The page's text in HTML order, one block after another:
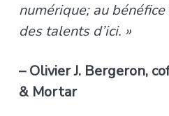
numérique; au
des talents d’ici. »
– Olivier J. Bergeron,
& Mortar